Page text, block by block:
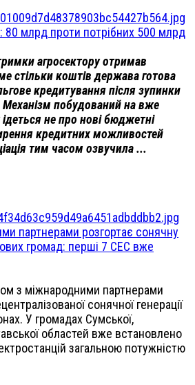
80 млрд проти потрібних 500 млрд
агросектору отримав
стільки коштів держава готова
кредитування після зупинки
побудований на вже
не про нові бюджетні
кредитних можливостей
тим часом озвучила ...
партнерами розгортає сонячну
громад: перші 7 СЕС вже
з міжнародними партнерами
сонячної генерації
У громадах Сумської,
областей вже встановлено
загальною потужністю